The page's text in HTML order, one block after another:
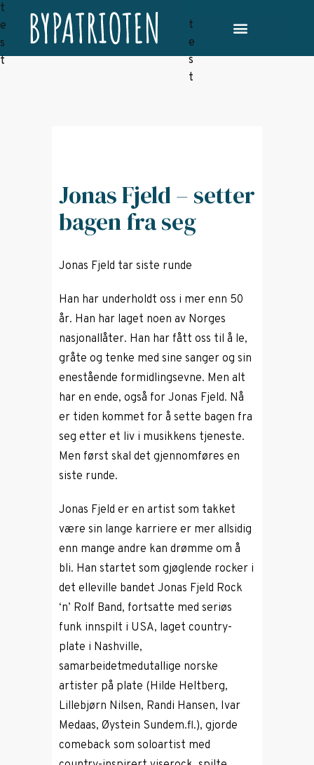
Jonas Fjeld – setter
bagen fra seg
Jonas Fjeld tar siste runde
Han har underholdt oss i mer enn 50
år. Han har laget noen av Norges
nasjonallåter. Han har fått oss til å le,
gråte og tenke med sine sanger og sin
enestående formidlingsevne. Men alt
har en ende, også for Jonas Fjeld. Nå
er tiden kommet for å sette bagen fra
seg etter et liv i musikkens tjeneste.
Men først skal det gjennomføres en
siste runde.
Jonas Fjeld er en artist som takket
være sin lange karriere er mer allsidig
enn mange andre kan drømme om å
bli. Han startet som gjøglende rocker i
det elleville bandet Jonas Fjeld Rock
‘n’ Rolf Band, fortsatte med seriøs
funk innspilt i USA, laget country-
plate i Nashville,
samarbeidetmedutallige norske
artister på plate (Hilde Heltberg,
Lillebjørn Nilsen, Randi Hansen, Ivar
Medaas, Øystein Sundem.fl.), gjorde
comeback som soloartist med